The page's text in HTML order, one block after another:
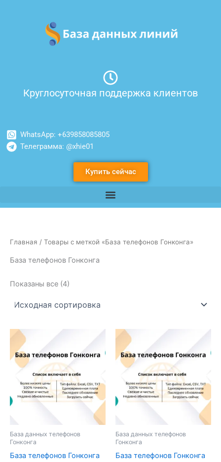
содержимому
Круглосуточная поддержка клиентов
WhatsApp: +639858085805
Телеграмма: @xhie01
Купить сейчас
Главная / Товары с меткой «База телефонов Гонконга»
База телефонов Гонконга
Показаны все (4)
База данных телефонов
Гонконга
База телефонов Гонконга
База данных телефонов
Гонконга
База телефонов Гонконга